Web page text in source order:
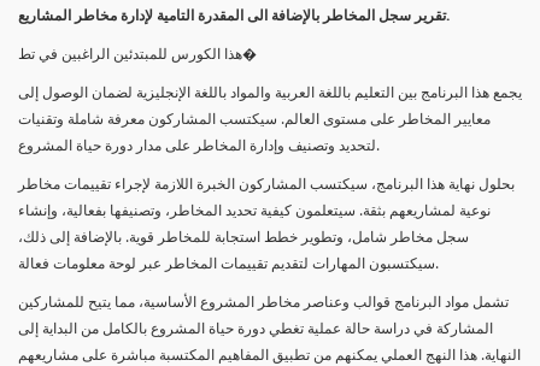
تقرير سجل المخاطر بالإضافة الى المقدرة التامية لإدارة مخاطر المشاريع.
هذا الكورس للمبتدئين الراغبين في تط�
يجمع هذا البرنامج بين التعليم باللغة العربية والمواد باللغة الإنجليزية لضمان الوصول إلى
معايير المخاطر على مستوى العالم. سيكتسب المشاركون معرفة شاملة وتقنيات
لتحديد وتصنيف وإدارة المخاطر على مدار دورة حياة المشروع.
بحلول نهاية هذا البرنامج، سيكتسب المشاركون الخبرة اللازمة لإجراء تقييمات مخاطر
نوعية لمشاريعهم بثقة. سيتعلمون كيفية تحديد المخاطر، وتصنيفها بفعالية، وإنشاء
سجل مخاطر شامل، وتطوير خطط استجابة للمخاطر قوية. بالإضافة إلى ذلك،
سيكتسبون المهارات لتقديم تقييمات المخاطر عبر لوحة معلومات فعالة.
تشمل مواد البرنامج قوالب وعناصر مخاطر المشروع الأساسية، مما يتيح للمشاركين
المشاركة في دراسة حالة عملية تغطي دورة حياة المشروع بالكامل من البداية إلى
النهاية. هذا النهج العملي يمكنهم من تطبيق المفاهيم المكتسبة مباشرة على مشاريعهم